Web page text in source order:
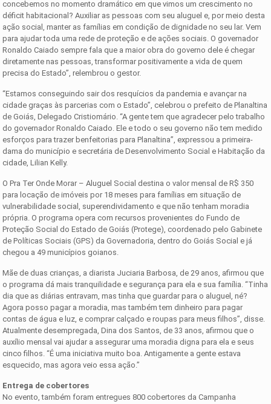
concebemos no momento dramático em que vimos um crescimento no
déficit habitacional? Auxiliar as pessoas com seu aluguel e, por meio desta
ação social, manter as famílias em condição de dignidade no seu lar. Vem
para ajudar toda uma rede de proteção e de ações sociais. O governador
Ronaldo Caiado sempre fala que a maior obra do governo dele é chegar
diretamente nas pessoas, transformar positivamente a vida de quem
precisa do Estado”, relembrou o gestor.
“Estamos conseguindo sair dos resquícios da pandemia e avançar na
cidade graças às parcerias com o Estado”, celebrou o prefeito de Planaltina
de Goiás, Delegado Cristiomário. “A gente tem que agradecer pelo trabalho
do governador Ronaldo Caiado. Ele e todo o seu governo não tem medido
esforços para trazer benfeitorias para Planaltina”, expressou a primeira-
dama do município e secretária de Desenvolvimento Social e Habitação da
cidade, Lilian Kelly.
O Pra Ter Onde Morar – Aluguel Social destina o valor mensal de R$ 350
para locação de imóveis por 18 meses para famílias em situação de
vulnerabilidade social, superendividamento e que não tenham moradia
própria. O programa opera com recursos provenientes do Fundo de
Proteção Social do Estado de Goiás (Protege), coordenado pelo Gabinete
de Políticas Sociais (GPS) da Governadoria, dentro do Goiás Social e já
chegou a 49 municípios goianos.
Mãe de duas crianças, a diarista Juciaria Barbosa, de 29 anos, afirmou que
o programa dá mais tranquilidade e segurança para ela e sua família. “Tinha
dia que as diárias entravam, mas tinha que guardar para o aluguel, né?
Agora posso pagar a moradia, mas também tem dinheiro para pagar
contas de água e luz, e comprar calçado e roupas para meus filhos”, disse.
Atualmente desempregada, Dina dos Santos, de 33 anos, afirmou que o
auxílio mensal vai ajudar a assegurar uma moradia digna para ela e seus
cinco filhos. “É uma iniciativa muito boa. Antigamente a gente estava
esquecido, mas agora veio essa ação.”
Entrega de cobertores
No evento, também foram entregues 800 cobertores da Campanha